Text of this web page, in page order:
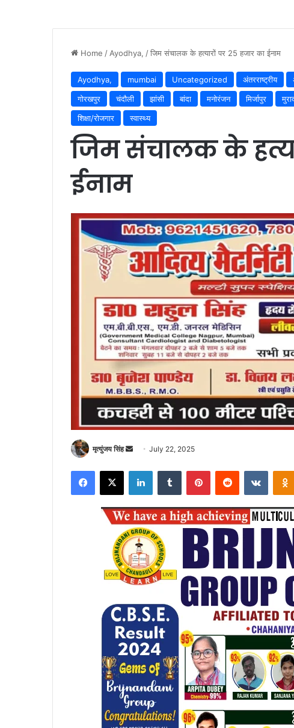
Home / Ayodhya, /जिम संचालक के हत्यारों पर 25 हजार का ईनाम
Ayodhya, mumbai Uncategorized अंतरराष्ट्रीय
गोरखपुर
चंदौली झांसी बांदा मनोरंजन मिर्जापुर
शिक्षा/रोजगार
स्वास्थ्य
जिम संचालक के
ईनाम
मृत्युंजय सिंह
Send
email
July 22, 2025
Facebook
X LinkedInTumblr PinterestReddit